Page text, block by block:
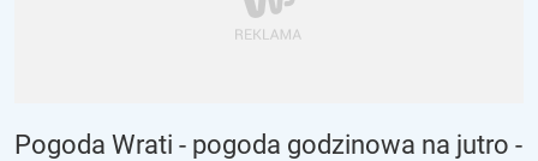
Pogoda Wrati - pogoda godzinowa na jutro -